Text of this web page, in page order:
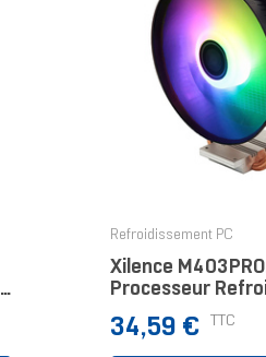
Refroidissement PC
Xilence
Processeur
Prix
34,59 € TTC